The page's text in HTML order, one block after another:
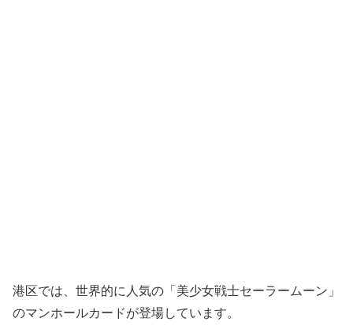
港区では、世界的に人気の「美少女戦士セーラームーン」
のマンホールカードが登場しています。